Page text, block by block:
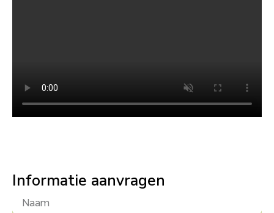
Informatie aanvragen